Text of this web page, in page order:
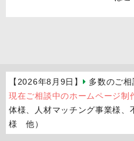
【2026年8月9日】
多数のご相
現在ご相談中のホームページ制
体様、人材マッチング事業様、
様 他）